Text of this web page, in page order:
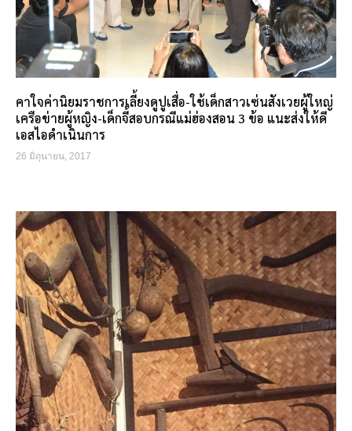
คาใจค่านิยมราชการเลี้ยงดูปูเสื่อ-ใช้เด็กสาวเซ่นสังเวยผู้ใหญ่
เครือข่ายผู้หญิง-เด็กจี้สอบกรณีแม่ฮ่องสอน 3 ข้อ แนะส่งให้ดี
เอสไอดำเนินการ
26 มิถุนายน, 2017